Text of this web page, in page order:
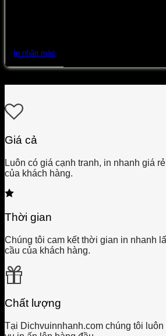
In nhãn mác
Giá cả
Luôn có giá cạnh tranh, in nhanh giá
của khách hàng.
Thời gian
Chúng tôi cam kết thời gian in nhanh
cầu của khách hàng.
Chất lượng
Tại Dichvuinnhanh.com chúng tôi